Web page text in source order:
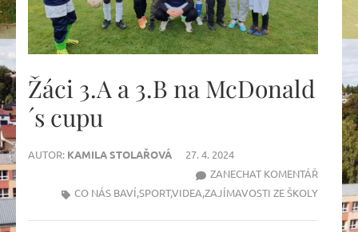
Žáci 3.A a 3.B na McDonald
´s cupu
AUTOR: KAMILA STOLAŘOVÁ
27. 4. 2024
ZANECHAT KOMENTÁŘNA
ŽÁCI
CO NÁS BAVÍ,SPORT,VIDEA,ZAJÍMAVOSTI ZE ŠKOLY